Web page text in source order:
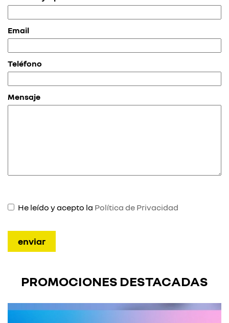
Email
Teléfono
Mensaje
He leído y acepto la Política de Privacidad
PROMOCIONES DESTACADAS